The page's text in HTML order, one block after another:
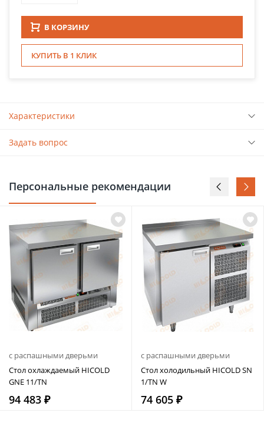
В КОРЗИНУ
КУПИТЬ В 1 КЛИК
Характеристики
Задать вопрос
Персональные рекомендации
с распашными дверьми
Стол охлаждаемый HICOLD
GNE 11/TN
94 483 ₽
с распашными дверьми
Стол холодильный HICOLD SN
1/TN W
74 605 ₽